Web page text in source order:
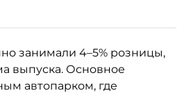
занимали 4–5% розницы,
выпуска. Основное
автопарком, где